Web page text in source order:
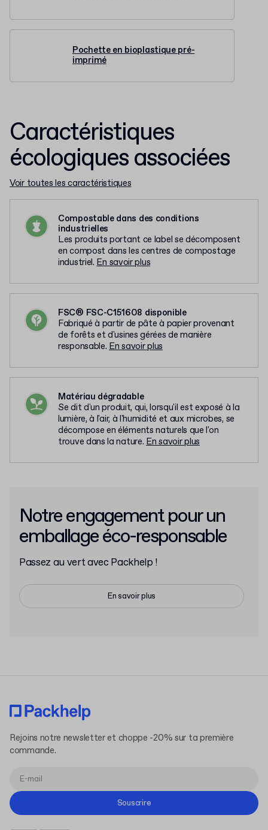
Pochette en bioplastique pré-
imprimé
Caractéristiques
écologiques associées
Voir toutes les caractéristiques
Compostable dans des conditions
industrielles
Les produits portant ce label se décomposent
en compost dans les centres de compostage
industriel.En savoir plus
FSC® FSC-C151608 disponible
Fabriqué à partir de pâte à papier provenant
de forêts et d'usines gérées de manière
responsable.En savoir plus
Matériau dégradable
Se dit d'un produit, qui, lorsqu'il est exposé à la
lumière, à l'air, à l'humidité et aux microbes, se
décompose en éléments naturels que l'on
trouve dans la nature.En savoir plus
Notre engagement pour un
emballage éco-responsable
Passez au vert avec Packhelp !
En savoir plus
Rejoins notre newsletter et choppe -20% sur ta première
commande.
Souscrire